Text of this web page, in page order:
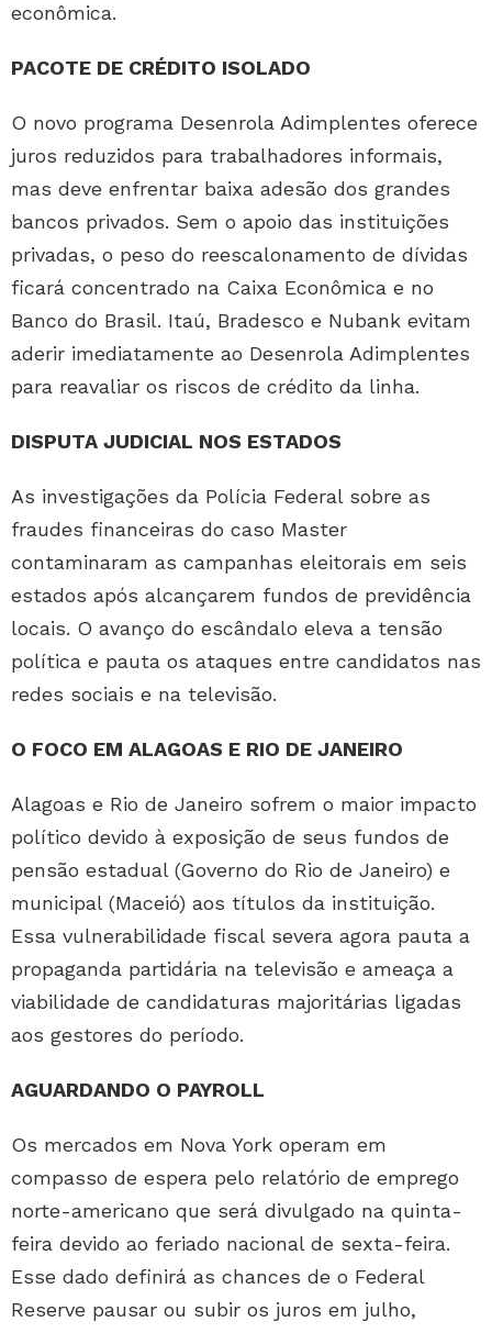
econômica.
PACOTE DE CRÉDITO ISOLADO
O novo programa Desenrola Adimplentes oferece
juros reduzidos para trabalhadores informais,
mas deve enfrentar baixa adesão dos grandes
bancos privados. Sem o apoio das instituições
privadas, o peso do reescalonamento de dívidas
ficará concentrado na Caixa Econômica e no
Banco do Brasil. Itaú, Bradesco e Nubank evitam
aderir imediatamente ao Desenrola Adimplentes
para reavaliar os riscos de crédito da linha.
DISPUTA JUDICIAL NOS ESTADOS
As investigações da Polícia Federal sobre as
fraudes financeiras do caso Master
contaminaram as campanhas eleitorais em seis
estados após alcançarem fundos de previdência
locais. O avanço do escândalo eleva a tensão
política e pauta os ataques entre candidatos nas
redes sociais e na televisão.
O FOCO EM ALAGOAS E RIO DE JANEIRO
Alagoas e Rio de Janeiro sofrem o maior impacto
político devido à exposição de seus fundos de
pensão estadual (Governo do Rio de Janeiro) e
municipal (Maceió) aos títulos da instituição.
Essa vulnerabilidade fiscal severa agora pauta a
propaganda partidária na televisão e ameaça a
viabilidade de candidaturas majoritárias ligadas
aos gestores do período.
AGUARDANDO O PAYROLL
Os mercados em Nova York operam em
compasso de espera pelo relatório de emprego
norte-americano que será divulgado na quinta-
feira devido ao feriado nacional de sexta-feira.
Esse dado definirá as chances de o Federal
Reserve pausar ou subir os juros em julho,